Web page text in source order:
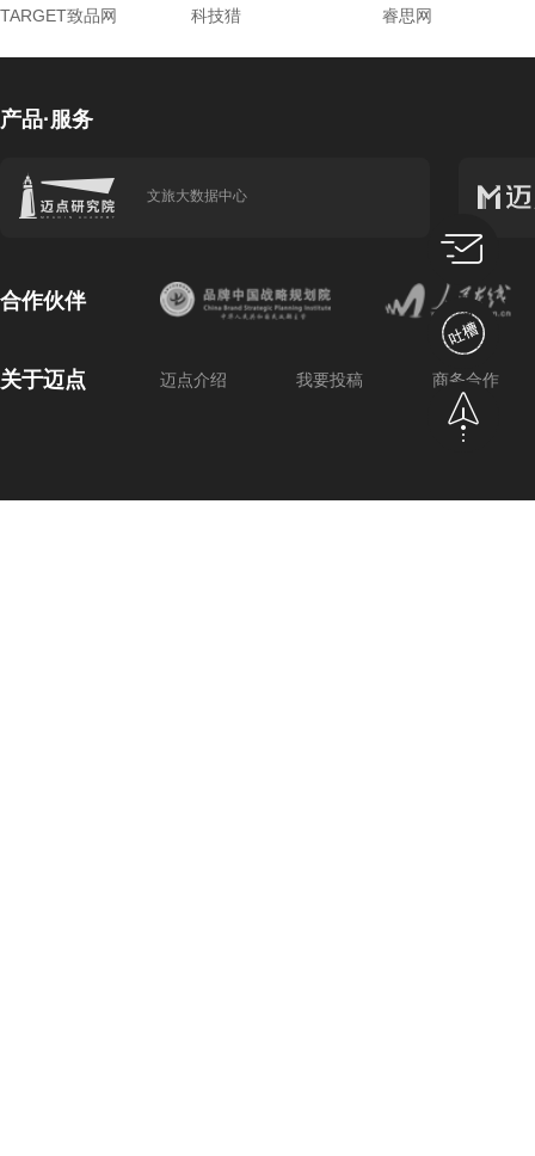
TARGET致品网
科技猎 睿思网
产品·服务
文旅大数据中心
合作伙伴
关于迈点 迈点介绍 我要投稿 商务合作